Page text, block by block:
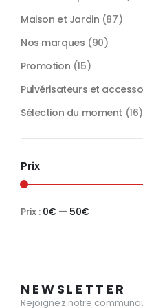
Maison et Jardin (87)
Nos marques (90)
Promotion (15)
Pulvérisateurs et
Sélection du moment (16)
Prix
Prix : 0€— 50€
NEWSLETTER
Rejoignez notre